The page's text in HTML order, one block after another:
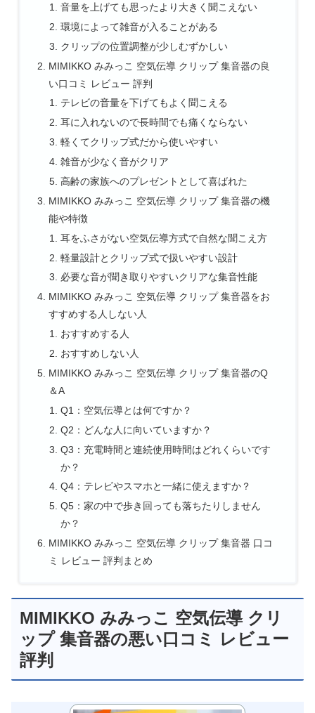
音量を上げても思ったより大きく聞こえない
環境によって雑音が入ることがある
クリップの位置調整が少しむずかしい
MIMIKKO みみっこ 空気伝導 クリップ 集音器の良
い口コミ レビュー 評判
テレビの音量を下げてもよく聞こえる
耳に入れないので長時間でも痛くならない
軽くてクリップ式だから使いやすい
雑音が少なく音がクリア
高齢の家族へのプレゼントとして喜ばれた
MIMIKKO みみっこ 空気伝導 クリップ 集音器の機
能や特徴
耳をふさがない空気伝導方式で自然な聞こえ方
軽量設計とクリップ式で扱いやすい設計
必要な音が聞き取りやすいクリアな集音性能
MIMIKKO みみっこ 空気伝導 クリップ 集音器をお
すすめする人しない人
おすすめする人
おすすめしない人
MIMIKKO みみっこ 空気伝導 クリップ 集音器のQ
＆A
Q1：空気伝導とは何ですか？
Q2：どんな人に向いていますか？
Q3：充電時間と連続使用時間はどれくらいです
か？
Q4：テレビやスマホと一緒に使えますか？
Q5：家の中で歩き回っても落ちたりしません
か？
MIMIKKO みみっこ 空気伝導 クリップ 集音器 口コ
ミ レビュー 評判まとめ
MIMIKKO みみっこ 空気伝導 クリ
ップ 集音器の悪い口コミ レビュー
評判